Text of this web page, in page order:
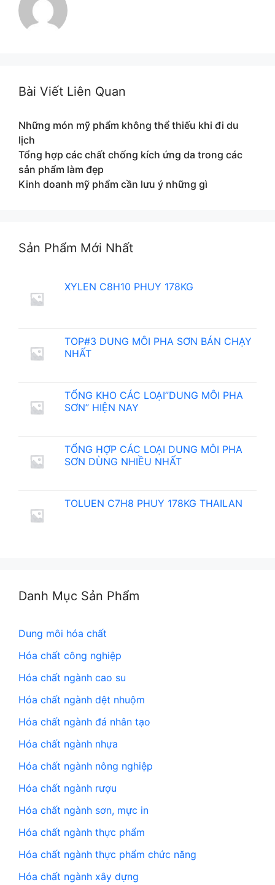
Bài Viết Liên Quan
Những món mỹ phẩm không thể thiếu khi đi du
lịch
Tổng hợp các chất chống kích ứng da trong các
sản phẩm làm đẹp
Kinh doanh mỹ phẩm cần lưu ý những gì
Sản Phẩm Mới Nhất
XYLEN C8H10 PHUY 178KG
TOP#3 DUNG MÔI PHA SƠN BÁN CHẠY
NHẤT
TỔNG KHO CÁC LOẠI”DUNG MÔI PHA
SƠN” HIỆN NAY
TỔNG HỢP CÁC LOẠI DUNG MÔI PHA
SƠN DÙNG NHIỀU NHẤT
TOLUEN C7H8 PHUY 178KG THAILAN
Danh Mục Sản Phẩm
Dung môi hóa chất
Hóa chất công nghiệp
Hóa chất ngành cao su
Hóa chất ngành dệt nhuộm
Hóa chất ngành đá nhân tạo
Hóa chất ngành nhựa
Hóa chất ngành nông nghiệp
Hóa chất ngành rượu
Hóa chất ngành sơn, mực in
Hóa chất ngành thực phẩm
Hóa chất ngành thực phẩm chức năng
Hóa chất ngành xây dựng